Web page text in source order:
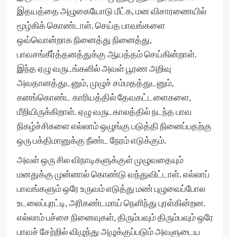
இதயத்தை அழுகையோடு மீட்க, மன விசாரணையில்
மூழ்கிக் கொண்டாள். செய்த பாவங்களை
ஒவ்வொன்றாக நினைத்து நினைத்து,
பாவசங்கீர்த்தனத்துக்கு ஆயத்தம் செய்கின்றாள்.
இந்த ஏழு வருடங்களில் அவள் பூரண அறிவு
அவதானத்துடனும், முழுச் சம்மதத்துடனும்,
கனங்கொண்ட காரியத்தில் தேவகட்டளைகளை,
மீறியிருக்கிறாள். ஏழு வருடகாலத்தில் நடந்த பாவ
நிகழ்ச்சிகளை எல்லாம் ஒழுங்கு படுத்தி நினைப்பதற்கு
ஒரு பக்திமானுக்கு நீண்ட நேரம் எடுக்கும்.
அவள் ஒரு சில விநாடிகளுக்குள் முழுவதையும்
மனதுக்கு முன்னால் கொண்டு வந்துவிட்டாள். எல்லாப்
பாவங்களும் ஒரே உருவம் எடுத்து மண் புழுவைப்போல
உடலைப்புரட்டி, அரிகண்டமாய் நெளிந்து புரள்கின்றன.
எல்லாம் பச்சை நினைவுகள், திரும்பவும் திரும்பவும் ஒரே
பாவச் சேற்றில் விழுந்து அழுக்குப்படும் அவளுடைய